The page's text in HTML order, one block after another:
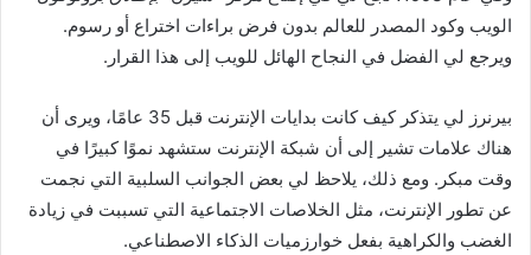
الويب وكود المصدر للعالم بدون فرض براءات اختراع أو رسوم.
ويرجع لي الفضل في النجاح الهائل للويب إلى هذا القرار.
بيرنرز لي يتذكر كيف كانت بدايات الإنترنت قبل 35 عامًا، ويرى أن
هناك علامات تشير إلى أن شبكة الإنترنت ستشهد نموًا كبيرًا في
وقت مبكر. ومع ذلك، يلاحظ لي بعض الجوانب السلبية التي نجمت
عن تطور الإنترنت، مثل الخلاصات الاجتماعية التي تسببت في زيادة
الغضب والكراهية بفعل خوارزميات الذكاء الاصطناعي.